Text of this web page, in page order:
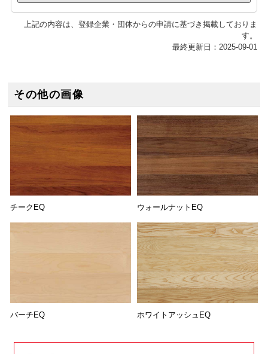
上記の内容は、登録企業・団体からの申請に基づき掲載しておりま
す。
最終更新日：2025-09-01
その他の画像
チークEQ ウォールナットEQ
バーチEQ ホワイトアッシュEQ